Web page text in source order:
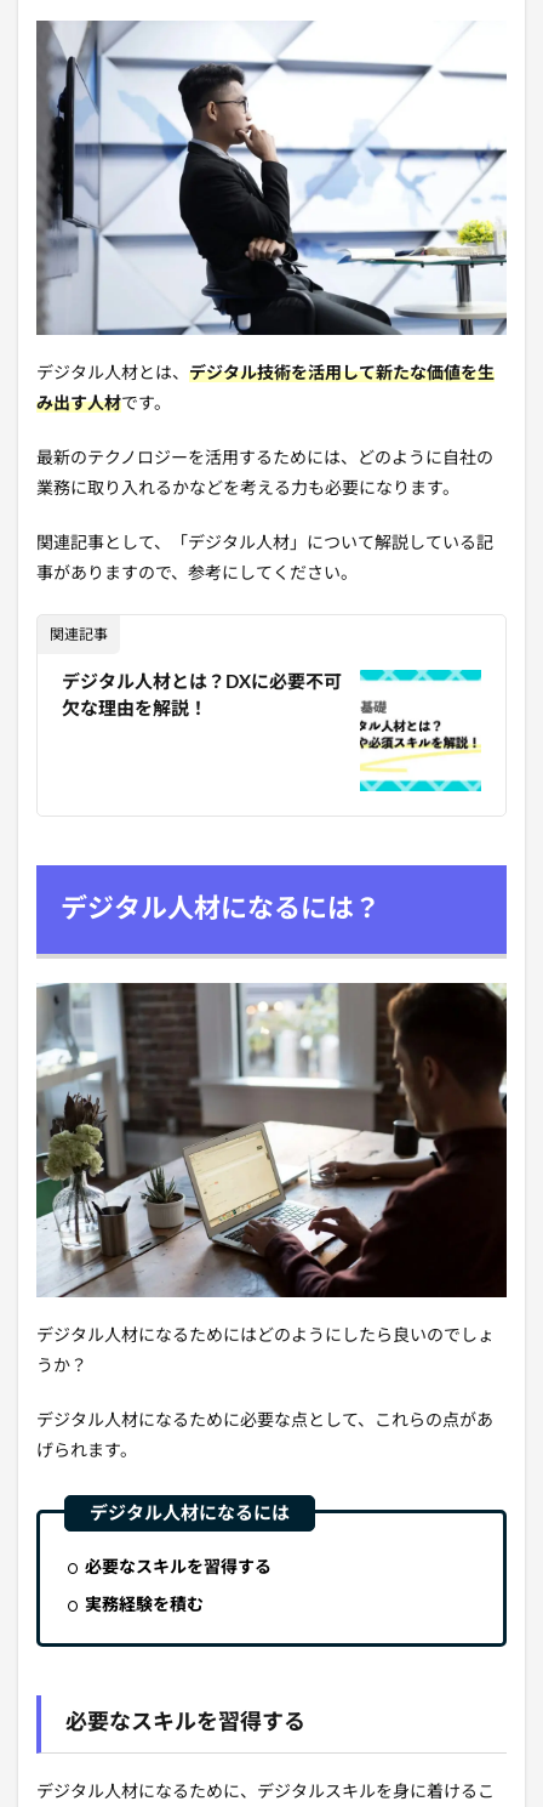
デジタル人材とは、 デジタル技術を活用して新たな価値を生
み出す人材です。
最新のテクノロジーを活用するためには、どのように自社の
業務に取り入れるかなどを考える力も必要になります。
関連記事として、「デジタル人材」について解説している記
事がありますので、参考にしてください。
関連記事
デジタル人材とは？DXに必要不可
欠な理由を解説！
デジタル人材になるには？
デジタル人材になるためにはどのようにしたら良いのでしょ
うか？
デジタル人材になるために必要な点として、これらの点があ
げられます。
必要なスキルを習得する
実務経験を積む
必要なスキルを習得する
デジタル人材になるために、デジタルスキルを身に着けるこ